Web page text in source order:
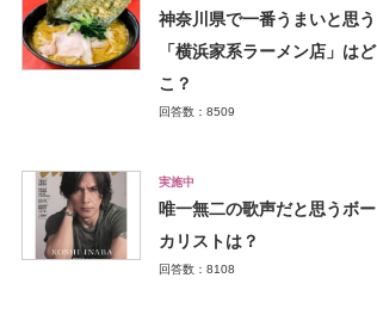
神奈川県で一番うまいと思う
「横浜家系ラーメン店」はど
こ？
回答数：8509
実施中
唯一無二の歌声だと思うボー
カリストは？
回答数：8108